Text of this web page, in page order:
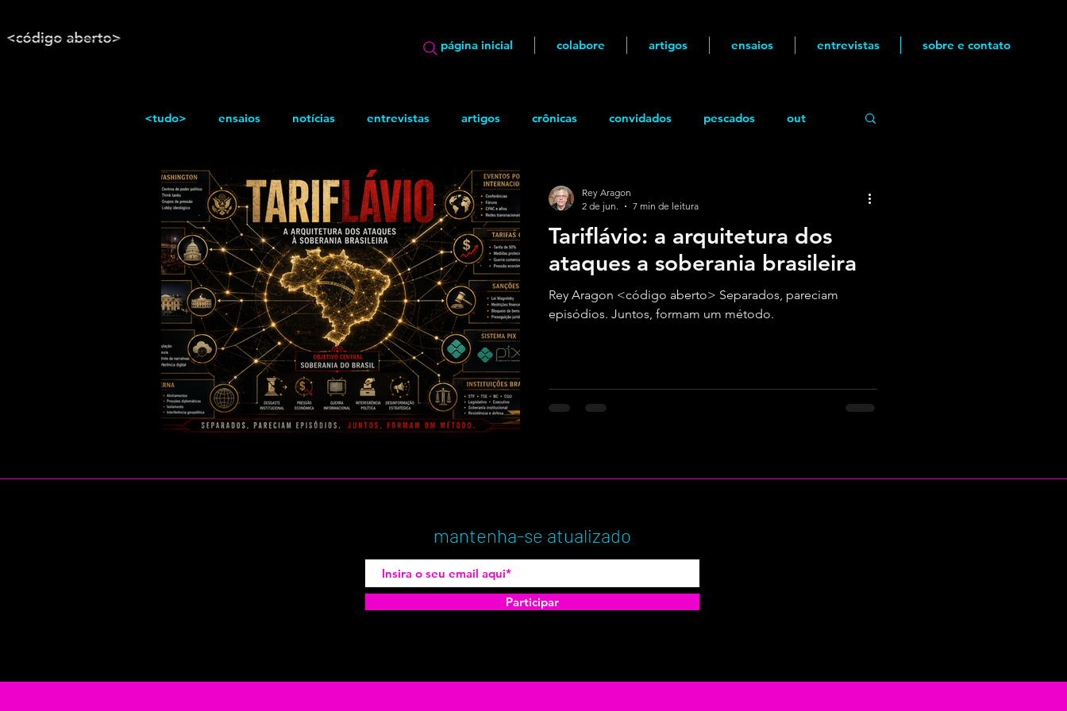
página inicial colabore artigos ensaios entrevistas sobre e contato
<tudo> ensaios notícias entrevistas artigos crônicas convidados pescados out
reportagem Texto / Reflexão geek Quadrinhos
Tariflávio: a arquitetura dos
ataques a soberania brasileira
Rey Aragon <código aberto> Separados, pareciam
episódios. Juntos, formam um método.
Rey Aragon
2 de jun.
7 min de leitura
mantenha-se atualizado
Participar